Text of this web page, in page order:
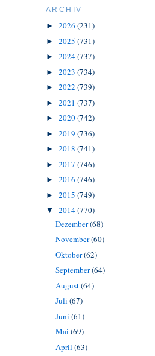
ARCHIV
► 2026 (231)
► 2025 (731)
► 2024(737)
► 2023 (734)
► 2022 (739)
► 2021 (737)
► 2020(742)
► 2019 (736)
► 2018 (741)
► 2017 (746)
► 2016 (746)
► 2015 (749)
▼ 2014(770)
Dezember(68)
November(60)
Oktober(62)
September(64)
August(64)
Juli (67)
Juni (61)
Mai (69)
April (63)